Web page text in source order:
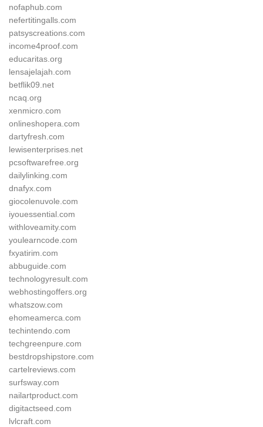
nofaphub.com
nefertitingalls.com
patsyscreations.com
income4proof.com
educaritas.org
lensajelajah.com
betflik09.net
ncaq.org
xenmicro.com
onlineshopera.com
dartyfresh.com
lewisenterprises.net
pcsoftwarefree.org
dailylinking.com
dnafyx.com
giocolenuvole.com
iyouessential.com
withloveamity.com
youlearncode.com
fxyatirim.com
abbuguide.com
technologyresult.com
webhostingoffers.org
whatszow.com
ehomeamerca.com
techintendo.com
techgreenpure.com
bestdropshipstore.com
cartelreviews.com
surfsway.com
nailartproduct.com
digitactseed.com
lvlcraft.com